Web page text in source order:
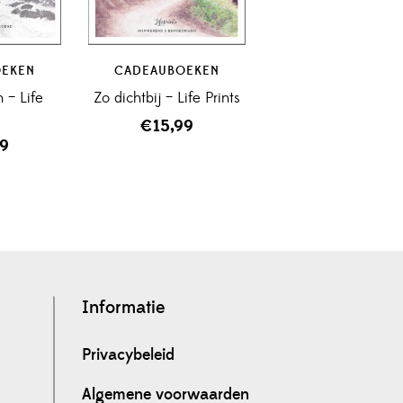
– Life
CADEAUBOEKEN
Zo dichtbij – Life Prints
€15,99
Informatie
Privacybeleid
Algemene voorwaarden